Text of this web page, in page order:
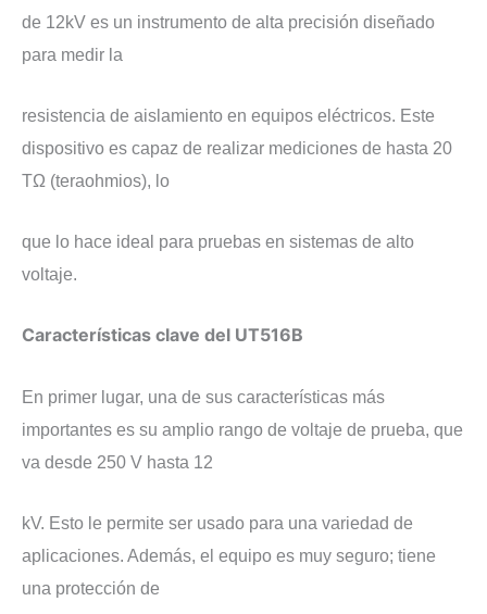
de 12kV es un instrumento de alta precisión diseñado
para medir la
resistencia de aislamiento en equipos eléctricos. Este
dispositivo es capaz de realizar mediciones de hasta 20
TΩ (teraohmios), lo
que lo hace ideal para pruebas en sistemas de alto
voltaje.
​Características clave del UT516B
​En primer lugar, una de sus características más
importantes es su amplio rango de voltaje de prueba, que
va desde 250 V hasta 12
kV. Esto le permite ser usado para una variedad de
aplicaciones. Además, el equipo es muy seguro; tiene
una protección de